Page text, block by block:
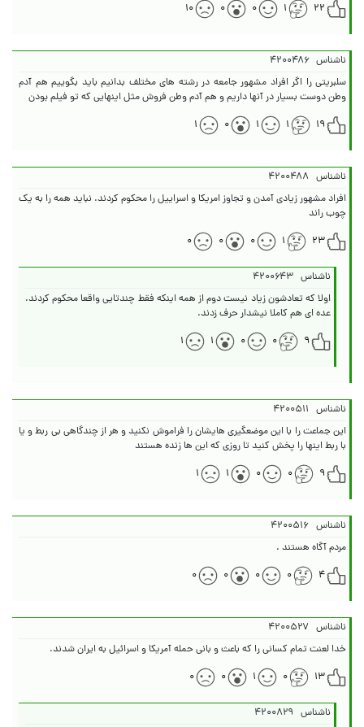
۲۲ ۱ ۰ ۰ ۱۰
ناشناس ۴۲۰۰۴۸۶
سلبریتی را اگر افراد مشهور جامعه در رشته های مختلف بدانیم باید بگوییم هم آدم
وطن دوست بسیار در آنها داریم و هم آدم وطن فروش مثل اینهایی که تو فیلم بودن
۱۹
۱ ۱ ۰ ۱
ناشناس ۴۲۰۰۴۸۸
افراد مشهور زیادی آمدن و تجاوز امریکا و اسراییل را محکوم کردند. نباید همه را به یک
چوب راند
۲۳
۱ ۰ ۰ ۰
ناشناس ۴۲۰۰۶۴۳
اولا که تعادشون زیاد نیست دوم از همه اینکه فقط چندتایی واقعا محکوم کردند.
عده ای هم کاملا نیشدار حرف زدند.
۹
۰ ۰ ۱ ۱
ناشناس ۴۲۰۰۵۱۱
این جماعت را با این موضعگیری هایشان را فراموش نکنید و هر از چندگاهی بی ربط و یا
با ربط اینها را پخش کنید تا روزی که این ها زنده هستند
۹
۰ ۰ ۱ ۱
ناشناس ۴۲۰۰۵۱۶
مردم آگاه هستند .
۴
۰ ۰ ۰ ۰
ناشناس ۴۲۰۰۵۲۷
خدا لعنت تمام کسانی را که باعث و بانی حمله آمریکا و اسرائیل به ایران شدند.
۱۳
۰ ۱ ۰ ۰
ناشناس ۴۲۰۰۸۲۹